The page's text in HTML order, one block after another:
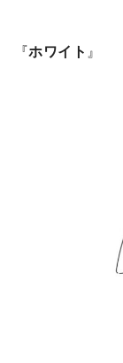
『ホワイト 』